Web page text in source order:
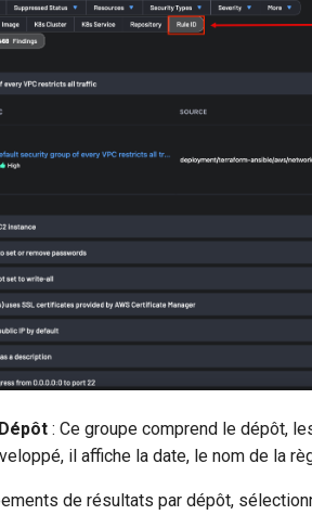
: Ce groupe comprend le dépôt,
il affiche la date, le nom de la
de résultats par dépôt,